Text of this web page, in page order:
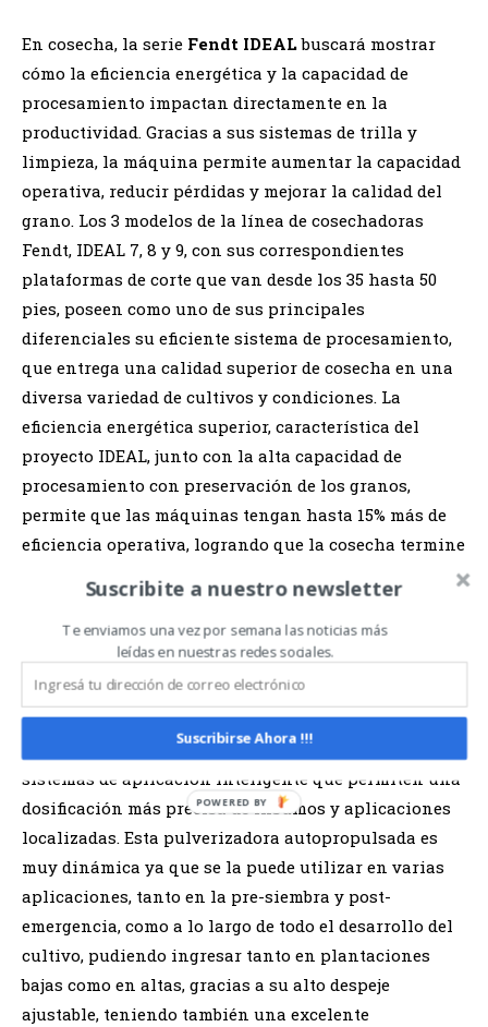
En cosecha, la serie Fendt IDEALbuscará mostrar
cómo la eficiencia energética y la capacidad de
procesamiento impactan directamente en la
productividad. Gracias a sus sistemas de trilla y
limpieza, la máquina permite aumentar la capacidad
operativa, reducir pérdidas y mejorar la calidad del
grano. Los 3 modelos de la línea de cosechadoras
Fendt, IDEAL 7, 8 y 9, con sus correspondientes
plataformas de corte que van desde los 35 hasta 50
pies, poseen como uno de sus principales
diferenciales su eficiente sistema de procesamiento,
que entrega una calidad superior de cosecha en una
diversa variedad de cultivos y condiciones. La
eficiencia energética superior, característica del
proyecto IDEAL, junto con la alta capacidad de
procesamiento con preservación de los granos,
permite que las máquinas tengan hasta 15% más de
eficiencia operativa, logrando que la cosecha termine
el consumo de combustible; que entregue 25 % más
calidad en los granos; y reduzca hasta 30 % de
pérdidas.
La propuesta tecnológica incluirá también la
Fendt Rogator 934H
sistemas de aplicación inteligente que permiten una
dosificación más precisa de insumos y aplicaciones
localizadas. Esta pulverizadora autopropulsada es
muy dinámica ya que se la puede utilizar en varias
aplicaciones, tanto en la pre-siembra y post-
emergencia, como a lo largo de todo el desarrollo del
cultivo, pudiendo ingresar tanto en plantaciones
bajas como en altas, gracias a su alto despeje
ajustable, teniendo también una excelente
Suscribite a nuestro newsletter
Te enviamos una vez por semana las noticias más
leídas en nuestras redes sociales.
Suscribirse Ahora !!!